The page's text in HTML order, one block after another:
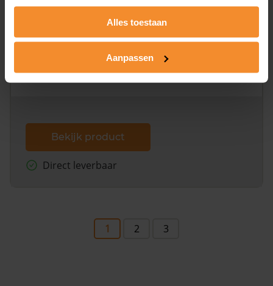
Alles toestaan
Aanpassen
Kadastrale kaart pakket
Alleen globale ligging perceel
Een uitgebreid overzicht van het perceel en
omliggende percelen met de kadastrale erfgrenzen,
dit inclusief de luchtfoto!
Bekijk product
Direct leverbaar
1 2 3